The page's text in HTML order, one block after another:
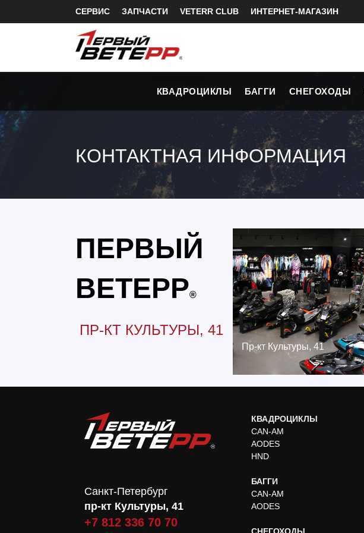
СЕРВИС ЗАПЧАСТИ VETERR CLUB ИНТЕРНЕТ-МАГАЗИН
КВАДРОЦИКЛЫ БАГГИ СНЕГОХОДЫ
КОНТАКТНАЯ ИНФОРМАЦИЯ
ПЕРВЫЙ
ВЕТЕРР®
ПР-КТ КУЛЬТУРЫ, 41
Пр-кт Культуры, 41
Санкт-Петербург
пр-кт Культуры, 41
+7 812 336 70 70
КВАДРОЦИКЛЫ
CAN-AM
AODES
HND
БАГГИ
CAN-AM
AODES